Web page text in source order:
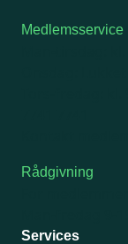
Medlemsservice
Rådgivning
Services